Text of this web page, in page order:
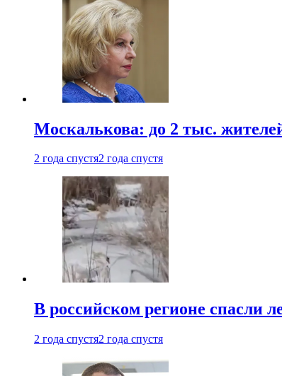
Москалькова: до 2 тыс.
2 года спустя2 года спустя
В российском регионе спасли
2 года спустя2 года спустя